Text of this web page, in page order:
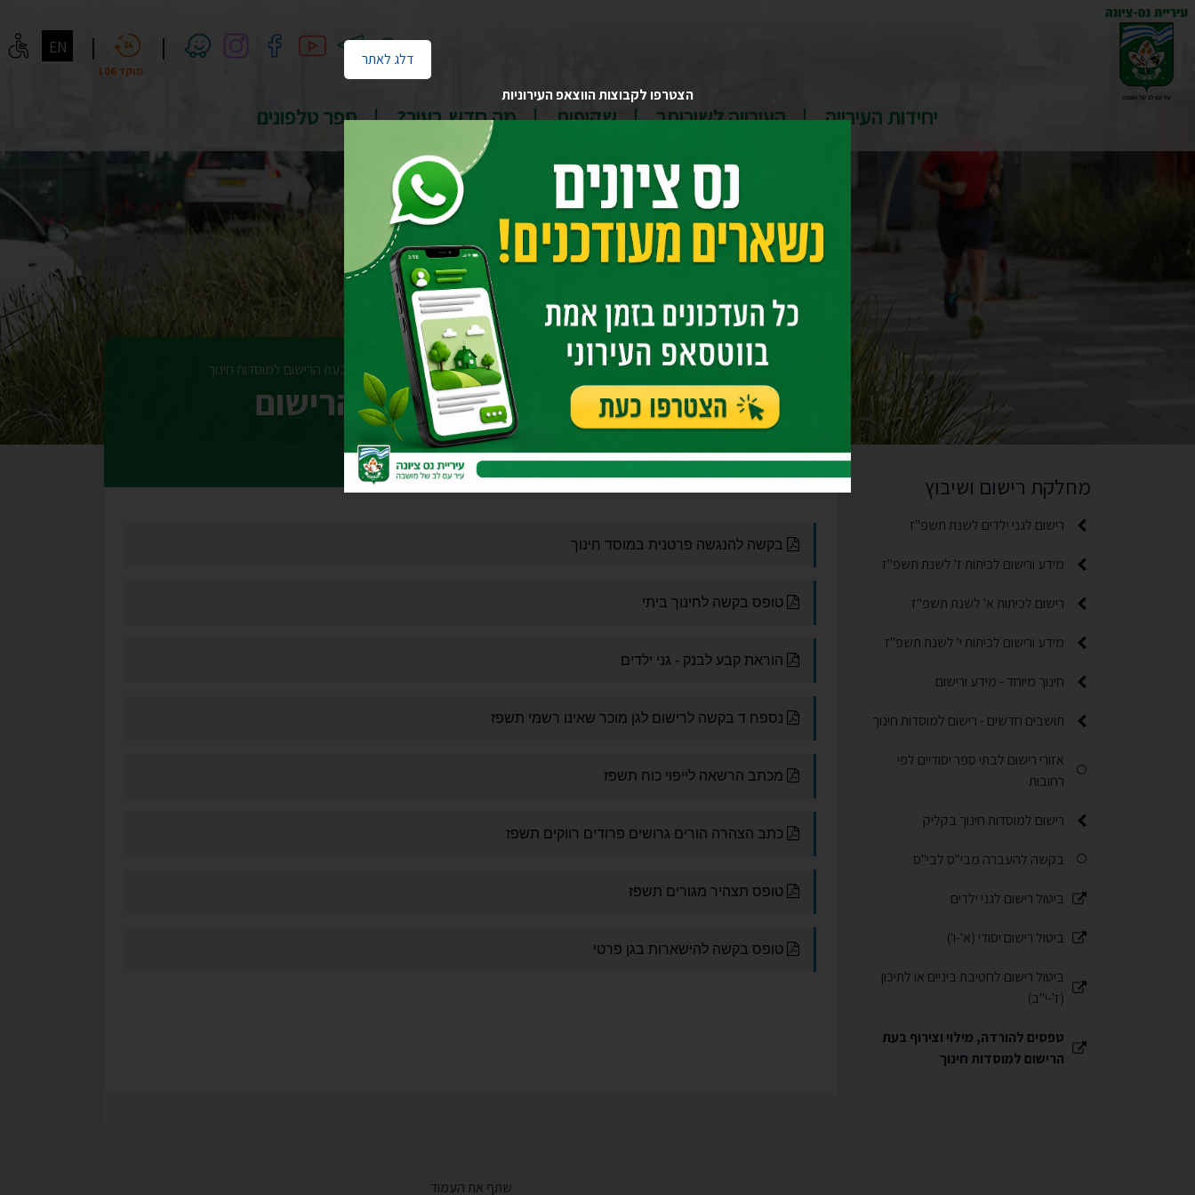
הצטרפו לקבוצות הווצאפ העירוניות
דלג לאתר
יחידות העירייה העירייה לשירותך שקיפות מה חדש בעיר? ספר טלפונים
חיפוש |
מוקד 106
|
EN
מחלקת רישום ושיבוץ
תפריט משנה
רישום לגני ילדים לשנת תשפ"ז
תפריט משנה
מידע ורישום לכיתות ז' לשנת תשפ"ז
תפריט משנה
רישום לכיתות א' לשנת תשפ"ז
תפריט משנה
מידע ורישום לכיתות י' לשנת תשפ"ז
תפריט משנה
חינוך מיוחד - מידע ורישום
תפריט משנה
תושבים חדשים - רישום למוסדות חינוך
אזורי רישום לבתי ספר יסודיים לפי
רחובות
תפריט משנה
רישום למוסדות חינוך בקליק
בקשה להעברה מבי"ס לבי"ס
תפריט משנה
ביטול רישום לגני ילדים
תפריט משנה
ביטול רישום יסודי (א'-ו')
תפריט משנה
ביטול רישום לחטיבת ביניים או לתיכון
(ז'-י"ב)
תפריט משנה
טפסים להורדה, מילוי וצירוף בעת
הרישום למוסדות חינוך
יחידות העירייה חינוך מחלקת רישום ושיבוץ טפסים להורדה, מילוי וצירוף בעת הרישום למוסדות חינוך
טפסים להורדה, מילוי וצירוף בעת הרישום
למוסדות חינוך
שתף את העמוד